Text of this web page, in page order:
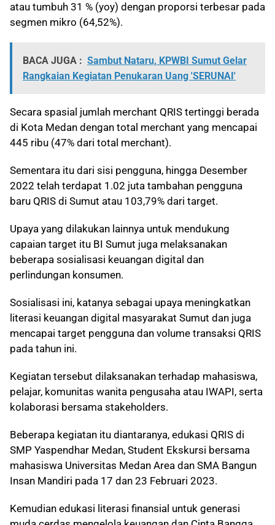
atau tumbuh 31 % (yoy) dengan proporsi terbesar pada
segmen mikro (64,52%).
BACA JUGA : Sambut Nataru, KPWBI Sumut Gelar
Rangkaian Kegiatan Penukaran Uang 'SERUNAI'
Secara spasial jumlah merchant QRIS tertinggi berada
di Kota Medan dengan total merchant yang mencapai
445 ribu (47% dari total merchant).
Sementara itu dari sisi pengguna, hingga Desember
2022 telah terdapat 1.02 juta tambahan pengguna
baru QRIS di Sumut atau 103,79% dari target.
Upaya yang dilakukan lainnya untuk mendukung
capaian target itu BI Sumut juga melaksanakan
beberapa sosialisasi keuangan digital dan
perlindungan konsumen.
Sosialisasi ini, katanya sebagai upaya meningkatkan
literasi keuangan digital masyarakat Sumut dan juga
mencapai target pengguna dan volume transaksi QRIS
pada tahun ini.
Kegiatan tersebut dilaksanakan terhadap mahasiswa,
pelajar, komunitas wanita pengusaha atau IWAPI, serta
kolaborasi bersama stakeholders.
Beberapa kegiatan itu diantaranya, edukasi QRIS di
SMP Yaspendhar Medan, Student Ekskursi bersama
mahasiswa Universitas Medan Area dan SMA Bangun
Insan Mandiri pada 17 dan 23 Februari 2023.
Kemudian edukasi literasi finansial untuk generasi